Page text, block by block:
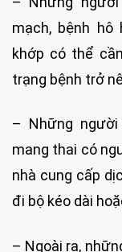
mạch, bệnh
khớp có thể
trạng bệnh trở
– Những
mang thai có
nhà cung cấp
đi bộ kéo dài
– Ngoài ra,